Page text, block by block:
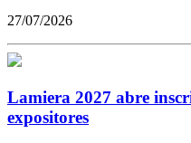
27/07/2026
Lamiera 2027 abre
expositores